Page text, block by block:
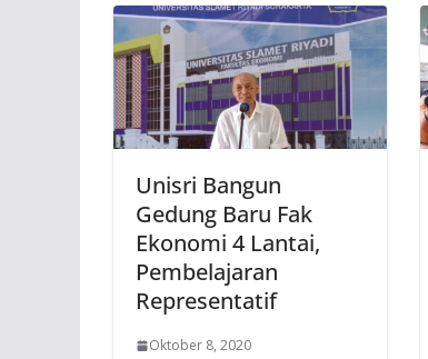
Unisri Bangun
Gedung Baru Fak
Ekonomi 4 Lantai,
Pembelajaran
Representatif
Oktober 8, 2020